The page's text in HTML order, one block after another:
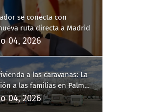
se conecta con
ruta directa a Madrid
04, 2026
a las caravanas: La
a las familias en Palma
de un fracaso
04, 2026